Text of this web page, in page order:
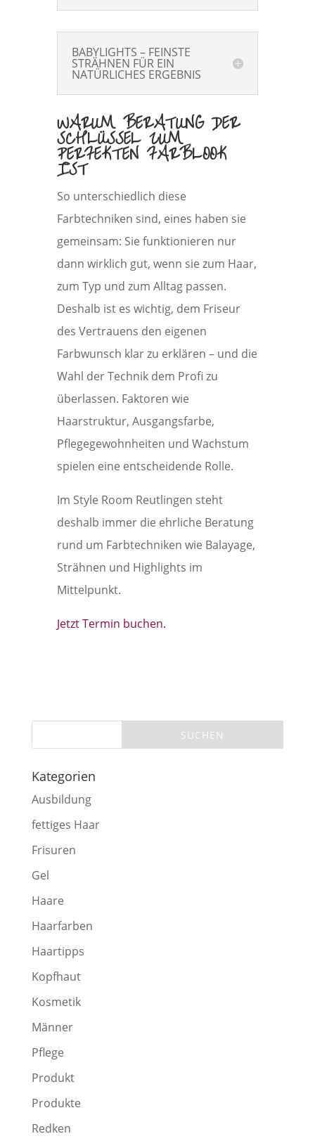
BABYLIGHTS – FEINSTE
STRÄHNEN FÜR EIN
NATÜRLICHES ERGEBNIS
WARUM BERATUNG DER
SCHLÜSSEL ZUM
PERFEKTEN FARBLOOK
IST
So unterschiedlich diese
Farbtechniken sind, eines haben sie
gemeinsam: Sie funktionieren nur
dann wirklich gut, wenn sie zum Haar,
zum Typ und zum Alltag passen.
Deshalb ist es wichtig, dem Friseur
des Vertrauens den eigenen
Farbwunsch klar zu erklären – und die
Wahl der Technik dem Profi zu
überlassen. Faktoren wie
Haarstruktur, Ausgangsfarbe,
Pflegegewohnheiten und Wachstum
spielen eine entscheidende Rolle.
Im Style Room Reutlingen steht
deshalb immer die ehrliche Beratung
rund um Farbtechniken wie Balayage,
Strähnen und Highlights im
Mittelpunkt.
Jetzt Termin buchen.
Kategorien
Ausbildung
fettiges Haar
Frisuren
Gel
Haare
Haarfarben
Haartipps
Kopfhaut
Kosmetik
Männer
Pflege
Produkt
Produkte
Redken